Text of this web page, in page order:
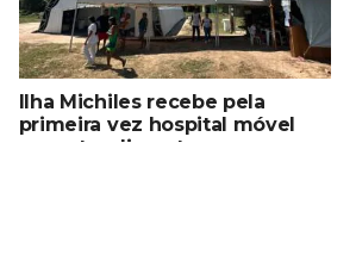
Ilha Michiles recebe pela
primeira vez hospital móvel
para atendimento